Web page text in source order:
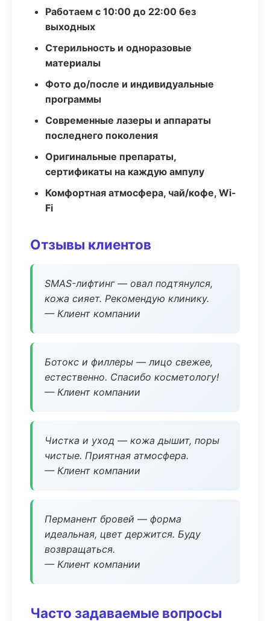
Работаем с 10:00 до 22:00 без
выходных
Стерильность и одноразовые
материалы
Фото до/после и индивидуальные
программы
Современные лазеры и аппараты
последнего поколения
Оригинальные препараты,
сертификаты на каждую ампулу
Комфортная атмосфера, чай/кофе, Wi-
Fi
Отзывы клиентов
SMAS-лифтинг — овал подтянулся,
кожа сияет. Рекомендую клинику.
— Клиент компании
Ботокс и филлеры — лицо свежее,
естественно. Спасибо косметологу!
— Клиент компании
Чистка и уход — кожа дышит, поры
чистые. Приятная атмосфера.
— Клиент компании
Перманент бровей — форма
идеальная, цвет держится. Буду
возвращаться.
— Клиент компании
Часто задаваемые вопросы